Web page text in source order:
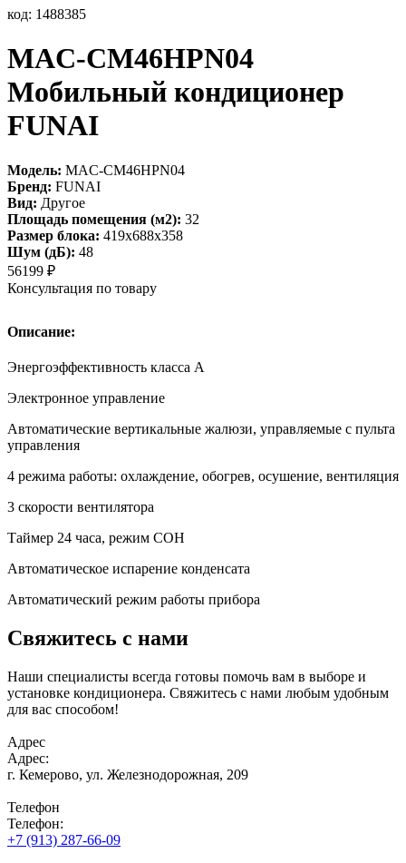
код: 1488385
MAC-CM46HPN04
Мобильный кондиционер
FUNAI
Модель: MAC-CM46HPN04
Бренд: FUNAI
Вид: Другое
Площадь помещения (м2): 32
Размер блока: 419x688x358
Шум (дБ): 48
56199 ₽
Консультация по товару
Описание:
Энергоэффективность класса А
Электронное управление
Автоматические вертикальные жалюзи, управляемые с пульта
управления
4 режима работы: охлаждение, обогрев, осушение, вентиляция
3 скорости вентилятора
Таймер 24 часа, режим СОН
Автоматическое испарение конденсата
Автоматический режим работы прибора
Свяжитесь с нами
Наши специалисты всегда готовы помочь вам в выборе и
установке кондиционера. Свяжитесь с нами любым удобным
для вас способом!
Адрес
Адрес:
г. Кемерово, ул. Железнодорожная, 209
Телефон
Телефон:
+7 (913) 287-66-09